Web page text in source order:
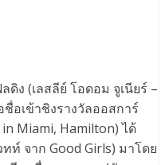
ง (เลสลีย์ โอดอม จูเนียร์ –
อเข้าชิงรางวัลออสการ์
Miami, Hamilton) ได้
ทท์ จาก Good Girls) มาโดย